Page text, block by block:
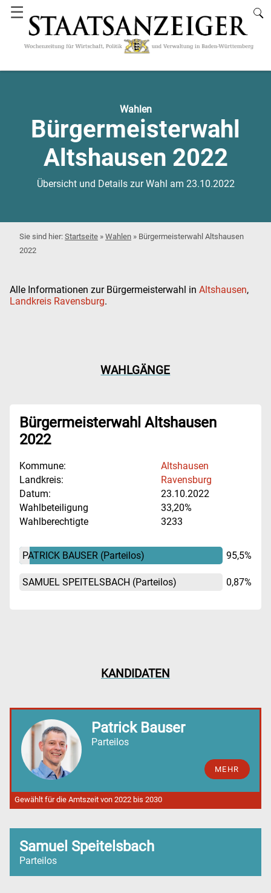
☰
Wahlen
Bürgermeisterwahl
Altshausen 2022
Übersicht und Details zur Wahl am 23.10.2022
Startseite » Wahlen » Bürgermeisterwahl Altshausen
2022
Alle Informationen zur Bürgermeisterwahl in Altshausen,
Landkreis Ravensburg.
WAHLGÄNGE
Bürgermeisterwahl Altshausen
2022
Kommune:
Altshausen
Landkreis:
Ravensburg
Datum:
23.10.2022
Wahlbeteiligung
33,20%
Wahlberechtigte
3233
PATRICK BAUSER (Parteilos) 95,5%
SAMUEL SPEITELSBACH (Parteilos) 0,87%
KANDIDATEN
Patrick Bauser
Parteilos
MEHR
Gewählt für die Amtszeit von 2022 bis 2030
Samuel Speitelsbach
Parteilos